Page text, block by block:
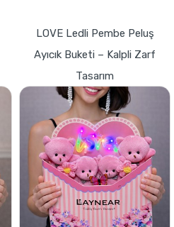
LOVE Ledli Pembe Peluş
Ayıcık Buketi – Kalpli Zarf
Tasarım